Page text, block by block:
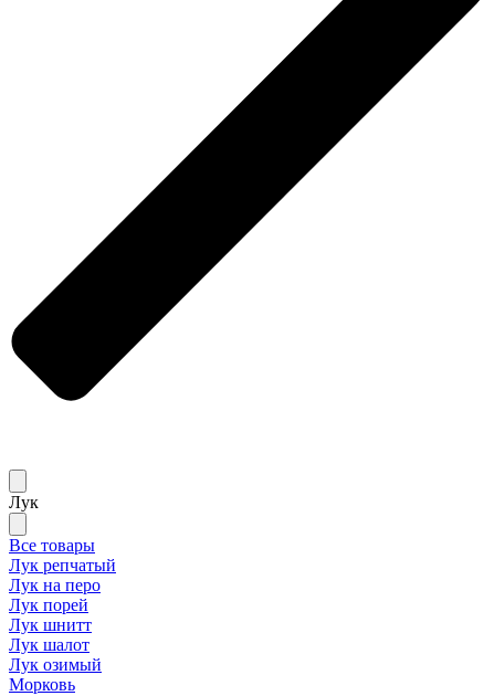
Лук
Все товары
Лук репчатый
Лук на перо
Лук порей
Лук шнитт
Лук шалот
Лук озимый
Морковь